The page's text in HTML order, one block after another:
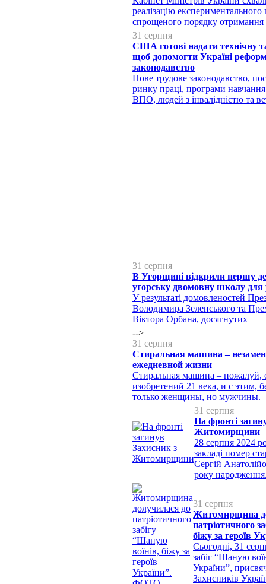
реалізацію
спрощеного порядку отримання
31 серпня
США готові надати технічну
щоб допомогти Україні
законодавство
Нове трудове законодавство,
ринку праці, програми
ВПО, людей з інвалідністю та
31 серпня
В Угорщині відкрили першу
угорську двомовну школу для
У результаті домовленостей
Володимира Зеленського та
Віктора Орбана, досягнутих
-->
31 серпня
Стиральная машина –
ежедневной жизни
Стиральная машина – пожалуй,
изобретений 21 века, и с этим,
только женщины, но мужчины.
31 серпня
На фронті
Житомирщини
28 серпня 2024
закладі помер
Сергій
року
31 серпня
Житомирщина
патріотичного
біжу за героїв
Сьогодні, 31
забіг “Шаную
України”,
Захисників